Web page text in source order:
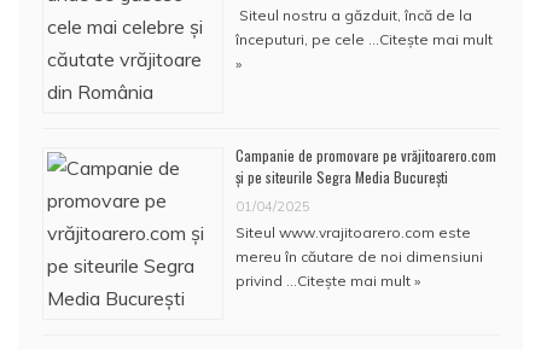
Siteul nostru a găzduit, încă de la
începuturi, pe cele …Citește mai mult
»
Campanie de promovare pe vrăjitoarero.com
și pe siteurile Segra Media București
01/04/2025
Siteul www.vrajitoarero.com este
mereu în căutare de noi dimensiuni
privind …Citește mai mult »